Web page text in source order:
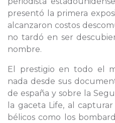
presentó la primera
alcanzaron costos
no tardó en ser
nombre.
El prestigio en todo el
nada desde sus
de españa y sobre la
la gaceta Life, al
bélicos como los